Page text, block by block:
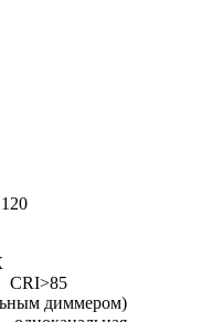
CRI>85
диммером)